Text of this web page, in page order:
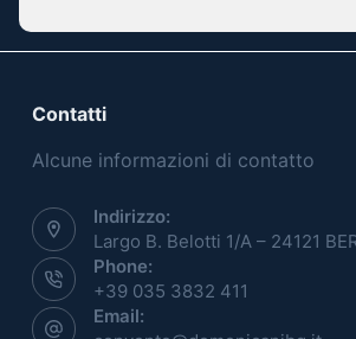
Contatti
Alcune informazioni di contatto
Indirizzo:
Largo B. Belotti 1/A – 24121
Phone:
+39 035 3832 411
Email: